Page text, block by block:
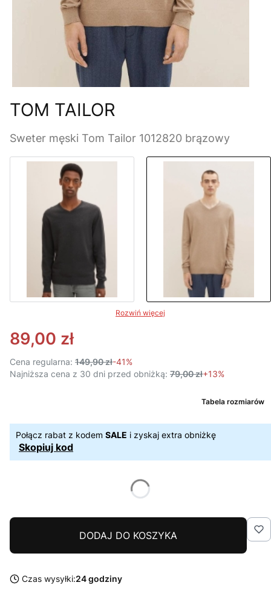
TOM TAILOR
Sweter męski Tom Tailor 1012820 brązowy
Rozwiń więcej
89,00 zł
Cena regularna: 149,90 zł-41%
Najniższa cena z 30 dni przed obniżką: 79,00 zł+13%
Tabela rozmiarów
Połącz rabat z kodem SALE i zyskaj extra obniżkę
Skopiuj kod
DODAJ DO KOSZYKA
Czas wysyłki:24 godziny